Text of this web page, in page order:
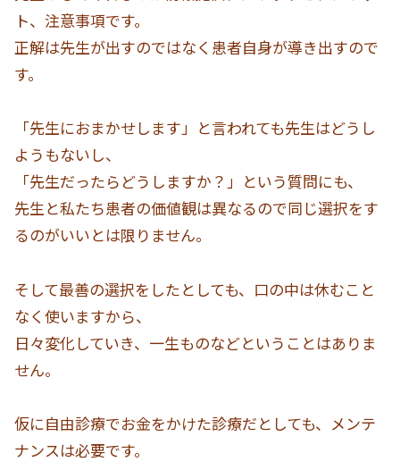
ト、注意事項です。
正解は先生が出すのではなく患者自身が導き出すので
す。
「先生におまかせします」と言われても先生はどうし
ようもないし、
「先生だったらどうしますか？」という質問にも、
先生と私たち患者の価値観は異なるので同じ選択をす
るのがいいとは限りません。
そして最善の選択をしたとしても、口の中は休むこと
なく使いますから、
日々変化していき、一生ものなどということはありま
せん。
仮に自由診療でお金をかけた診療だとしても、メンテ
ナンスは必要です。